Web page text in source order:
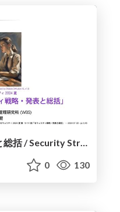
セキュリティ戦略・発表と総括 / Security Strategies, Presentation and Conclusions
0 130